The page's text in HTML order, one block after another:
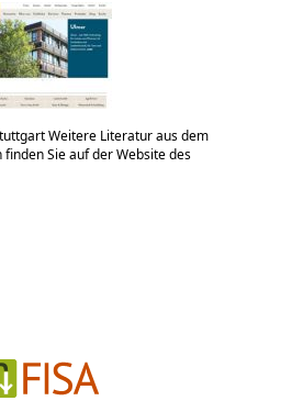
Weitere Literatur aus dem
Sie auf der Website des